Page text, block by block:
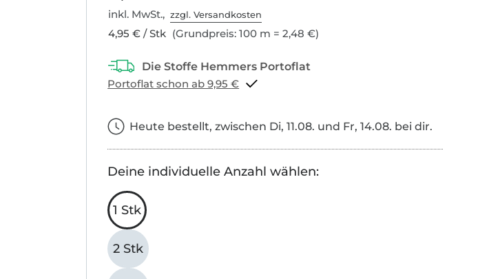
inkl. MwSt.,zzgl. Versandkosten
4,95 € / Stk (Grundpreis: 100 m = 2,48 €)
Portoflat schon ab 9,95 €
Heute bestellt, zwischen Di, 11.08. und Fr, 14.08. bei dir.
Deine individuelle Anzahl wählen:
1 Stk
2 Stk